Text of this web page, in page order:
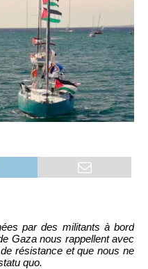
par des militants à bord
Gaza nous rappellent avec
résistance et que nous ne
quo.